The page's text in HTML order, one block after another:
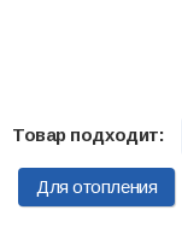
Для отопления